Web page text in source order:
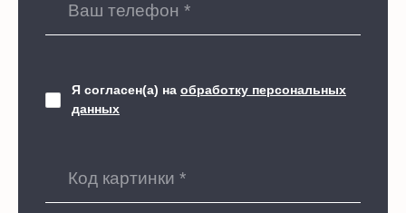
Я согласен(а) на обработку персональных
данных